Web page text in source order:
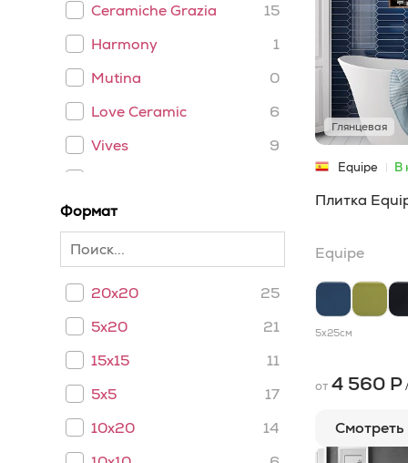
Ceramiche Grazia
15
Harmony
1
Mutina
0
Love Ceramic
6
Vives
9
Petracers
Sicis
Формат
20x20
25
5x20
21
15x15
11
5x5
17
10x20
14
Глянцевая
Equipe В
Плитка
Equipe
5x25см
от 4 560 Р